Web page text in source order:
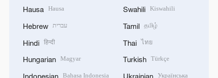
Hausa Hausa
Hebrew עברית
Hindi हिन्दी
Hungarian Magyar
Indonesian Bahasa Indonesia
Swahili Kiswahili
Tamil தமிழ்
Thai ไทย
Turkish Türkçe
Ukrainian Українська